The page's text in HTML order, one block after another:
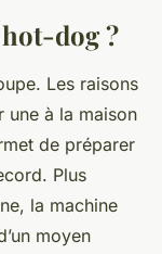
dog ?
Les raisons
une à la maison
de préparer
Plus
, la machine
moyen